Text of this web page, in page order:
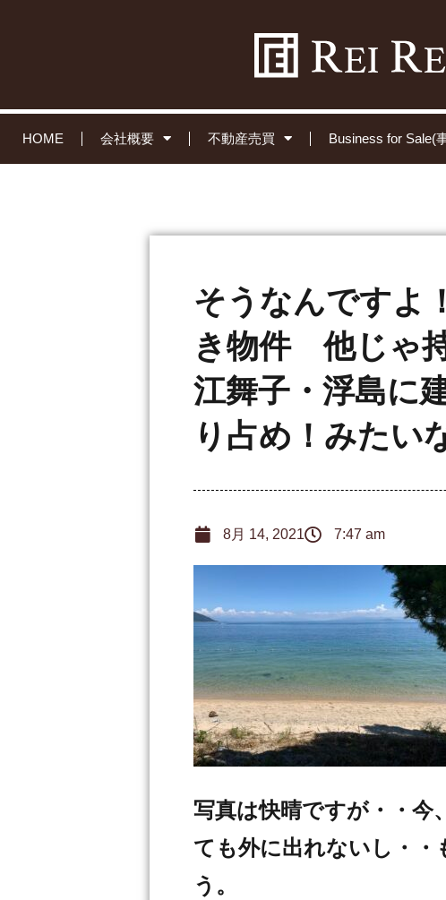
HOME 会社概要 不動産売買 Business for Sale(
そうなんですよ
き物件 他じゃ
江舞子・浮島
り占め！みたい
8月 14, 2021 7:47 am
写真は快晴ですが・・今
ても外に出れないし・・
う。